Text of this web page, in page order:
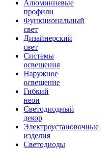
Алюминиевые
профили
Функциональный
свет
Дизайнерский
свет
Системы
освещения
Наружное
освещение
Гибкий
неон
Светодиодный
декор
Электроустановочные
изделия
Светодиоды